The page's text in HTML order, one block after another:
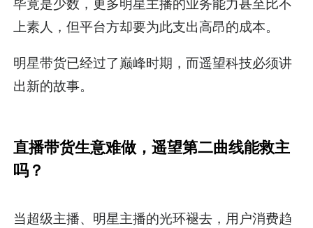
毕竟是少数，更多明星主播的业务能力甚至比不
上素人，但平台方却要为此支出高昂的成本。
明星带货已经过了巅峰时期，而遥望科技必须讲
出新的故事。
直播带货生意难做，遥望第二曲线能救主
吗？
当超级主播、明星主播的光环褪去，用户消费趋